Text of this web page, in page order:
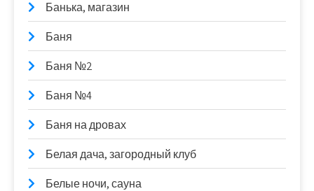
Банька, магазин
Баня
Баня №2
Баня №4
Баня на дровах
Белая дача, загородный клуб
Белые ночи, сауна